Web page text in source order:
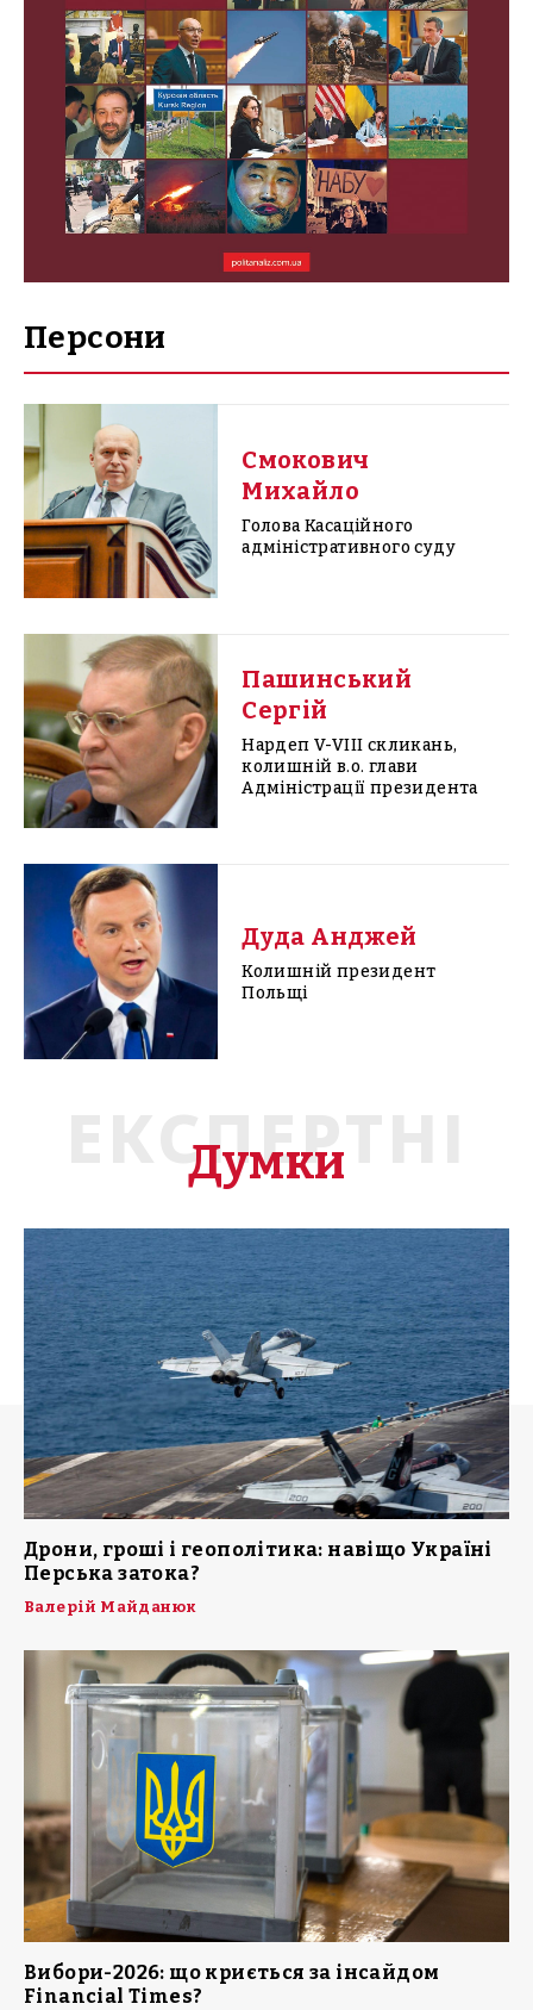
Персони
Смокович
Михайло
Голова Касаційного
адміністративного суду
Пашинський
Сергій
Нардеп V-VIII скликань,
колишній в.о. глави
Адміністрації президента
Дуда Анджей
Колишній президент
Польщі
ЕКСПЕРТНІ
Думки
Дрони, гроші і геополітика: навіщо Україні
Перська затока?
Валерій Майданюк
Вибори-2026: що криється за інсайдом
Financial Times?